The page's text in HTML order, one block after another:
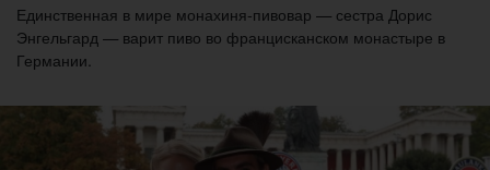
Единственная в мире монахиня-пивовар — сестра Дорис
Энгельгард — варит пиво во францисканском монастыре в
Германии.